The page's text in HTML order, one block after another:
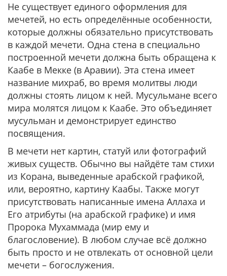
Не существует единого оформления для
мечетей, но есть определённые особенности,
которые должны обязательно присутствовать
в каждой мечети. Одна стена в специально
построенной мечети должна быть обращена к
Каабе в Мекке (в Аравии). Эта стена имеет
название михраб, во время молитвы люди
должны стоять лицом к ней. Мусульмане всего
мира молятся лицом к Каабе. Это объединяет
мусульман и демонстрирует единство
посвящения.
В мечети нет картин, статуй или фотографий
живых существ. Обычно вы найдёте там стихи
из Корана, выведенные арабской графикой,
или, вероятно, картину Каабы. Также могут
присутствовать написанные имена Аллаха и
Его атрибуты (на арабской графике) и имя
Пророка Мухаммада (мир ему и
благословение). В любом случае всё должно
быть просто и не отвлекать от основной цели
мечети – богослужения.